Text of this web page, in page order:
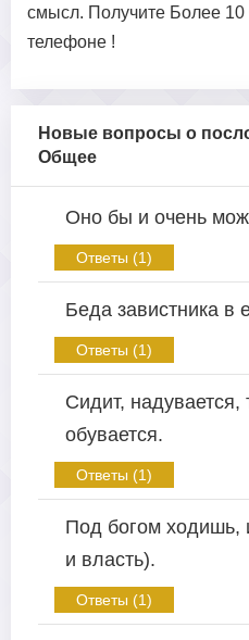
смысл. Получите Более
телефоне !
Новые вопросы о
Общее
Оно бы и очень
Ответы (1)
Беда завистника в
Ответы (1)
Сидит, надувается,
обувается.
Ответы (1)
Под богом ходишь,
и власть).
Ответы (1)